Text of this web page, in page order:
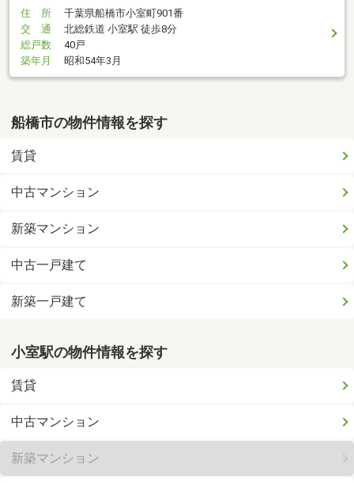
住 所
千葉県船橋市小室町901番
交 通
北総鉄道 小室駅 徒歩8分
総戸数
40戸
築年月
昭和54年3月
船橋市の物件情報を探す
賃貸
中古マンション
新築マンション
中古一戸建て
新築一戸建て
小室駅の物件情報を探す
賃貸
中古マンション
新築マンション